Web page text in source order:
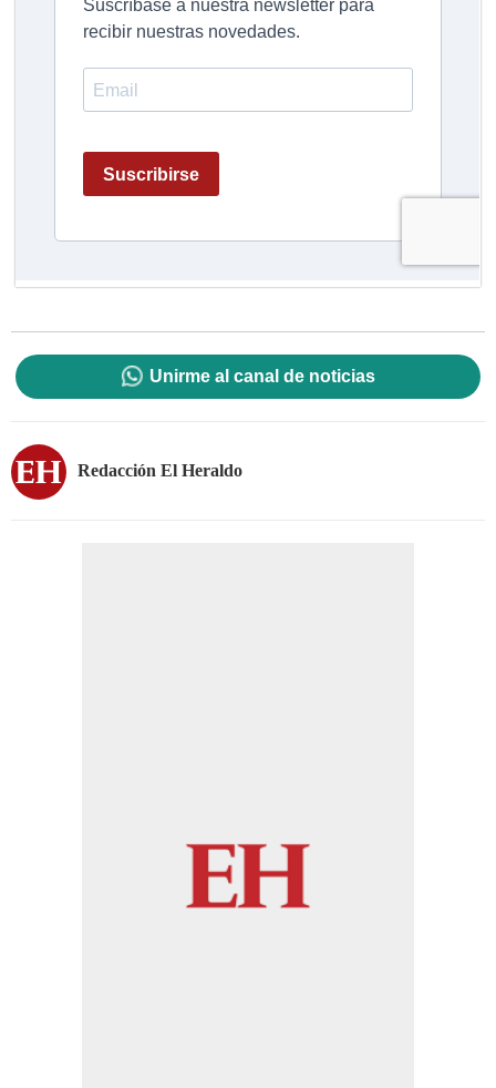
Unirme al canal de noticias
Redacción El Heraldo